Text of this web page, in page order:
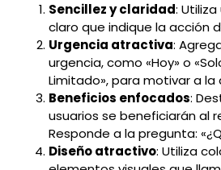
Sencillez y claridad:
claro que indique la acción
Urgencia atractiva:
urgencia, como «Hoy» o
Limitado», para motivar a
Beneficios enfocados:
usuarios se beneficiarán al
Responde a la pregunta:
Diseño atractivo: Utiliza